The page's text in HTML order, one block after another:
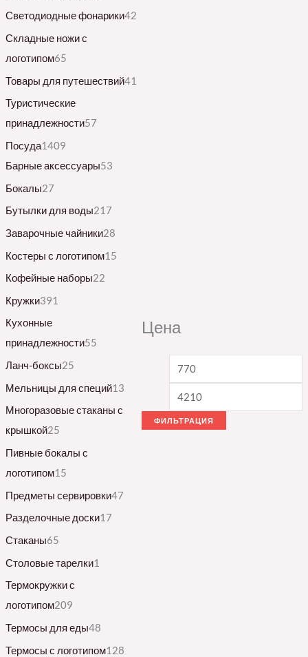
Светодиодные фонарики42
Складные ножи с
логотипом65
Товары для путешествий41
Туристические
принадлежности57
Посуда1409
Барные аксессуары53
Бокалы27
Бутылки для воды217
Заварочные чайники28
Костеры с логотипом15
Кофейные наборы22
Кружки391
Кухонные
принадлежности55
Ланч-боксы25
Мельницы для специй13
Многоразовые стаканы с
крышкой25
Пивные бокалы с
логотипом15
Предметы сервировки47
Разделочные доски17
Стаканы65
Столовые тарелки1
Термокружки с
логотипом209
Термосы для еды48
Термосы с логотипом128
Цена
ФИЛЬТРАЦИЯ